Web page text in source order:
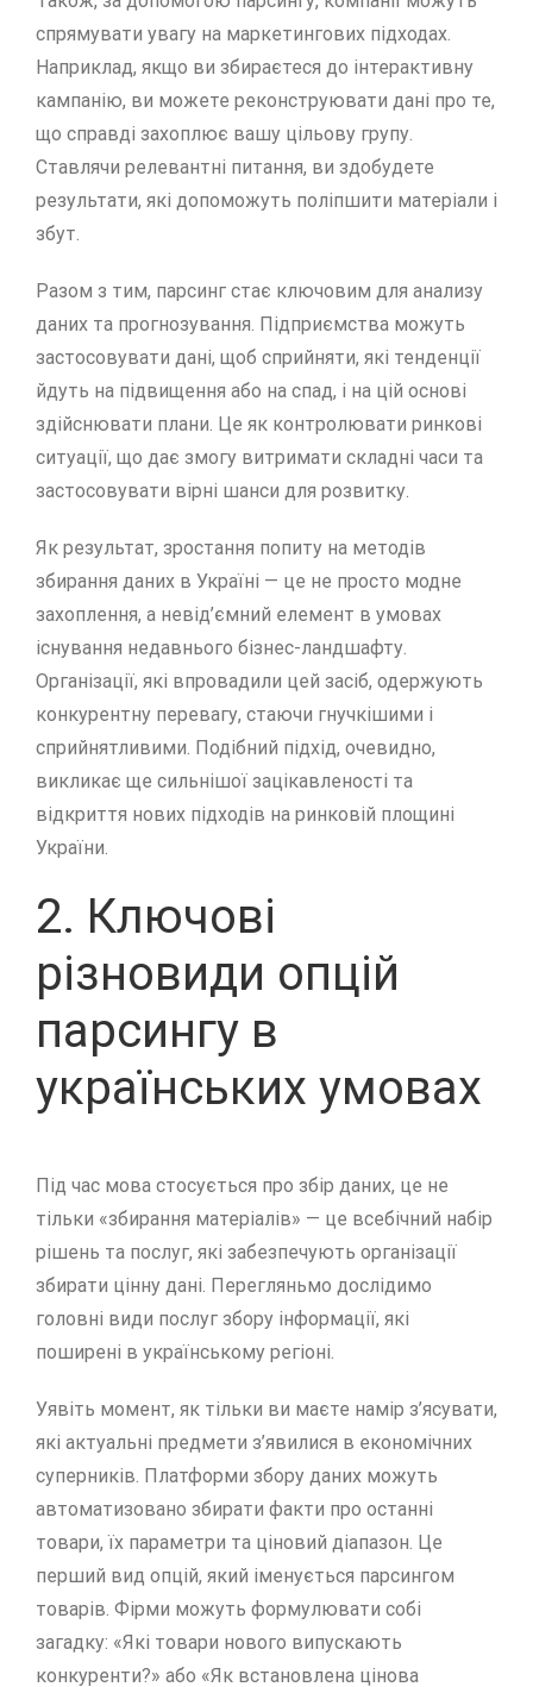
спрямувати увагу на маркетингових підходах.
Наприклад, якщо ви збираєтеся до інтерактивну
кампанію, ви можете реконструювати дані про те,
що справді захоплює вашу цільову групу.
Ставлячи релевантні питання, ви здобудете
результати, які допоможуть поліпшити матеріали і
збут.
Разом з тим, парсинг стає ключовим для анализу
даних та прогнозування. Підприємства можуть
застосовувати дані, щоб сприйняти, які тенденції
йдуть на підвищення або на спад, і на цій основі
здійснювати плани. Це як контролювати ринкові
ситуації, що дає змогу витримати складні часи та
застосовувати вірні шанси для розвитку.
Як результат, зростання попиту на методів
збирання даних в Україні — це не просто модне
захоплення, а невід’ємний елемент в умовах
існування недавнього бізнес-ландшафту.
Організації, які впровадили цей засіб, одержують
конкурентну перевагу, стаючи гнучкішими і
сприйнятливими. Подібний підхід, очевидно,
викликає ще сильнішої зацікавленості та
відкриття нових підходів на ринковій площині
України.
2. Ключові
різновиди опцій
парсингу в
українських умовах
Під час мова стосується про збір даних, це не
тільки «збирання матеріалів» — це всебічний набір
рішень та послуг, які забезпечують організації
збирати цінну дані. Перегляньмо дослідимо
головні види послуг збору інформації, які
поширені в українському регіоні.
Уявіть момент, як тільки ви маєте намір з’ясувати,
які актуальні предмети з’явилися в економічних
суперників. Платформи збору даних можуть
автоматизовано збирати факти про останні
товари, їх параметри та ціновий діапазон. Це
перший вид опцій, який іменується парсингом
товарів. Фірми можуть формулювати собі
загадку: «Які товари нового випускають
конкуренти?» або «Як встановлена цінова